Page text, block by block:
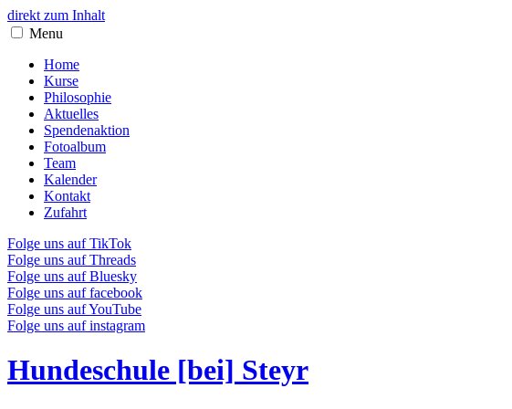
direkt zum Inhalt
Menu
Home
Kurse
Philosophie
Aktuelles
Spendenaktion
Fotoalbum
Team
Kalender
Kontakt
Zufahrt
Folge uns auf TikTok
Folge uns auf Threads
Folge uns auf Bluesky
Folge uns auf facebook
Folge uns auf YouTube
Folge uns auf instagram
Hundeschule [bei] Steyr